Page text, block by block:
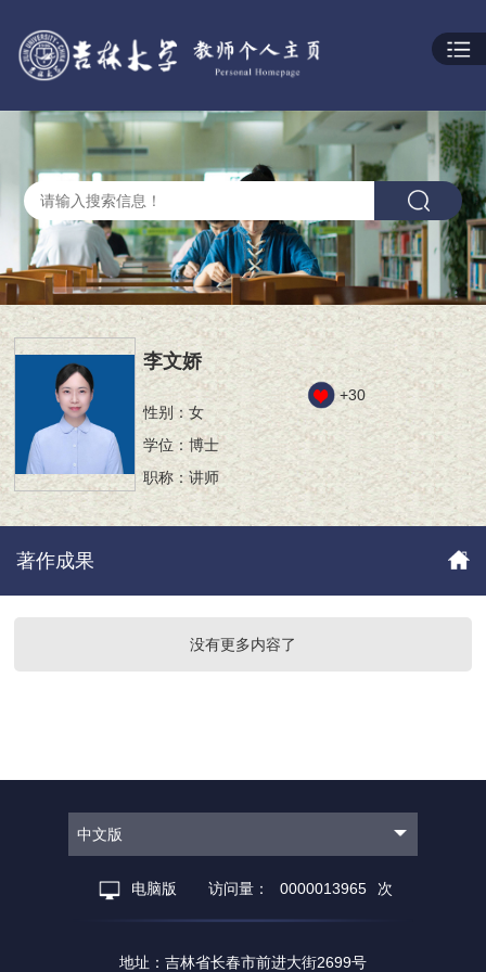
李文娇
性别：女
学位：博士
职称：讲师
+30
著作成果
没有更多内容了
中文版
电脑版 访问量： 0000013965 次
地址：吉林省长春市前进大街2699号